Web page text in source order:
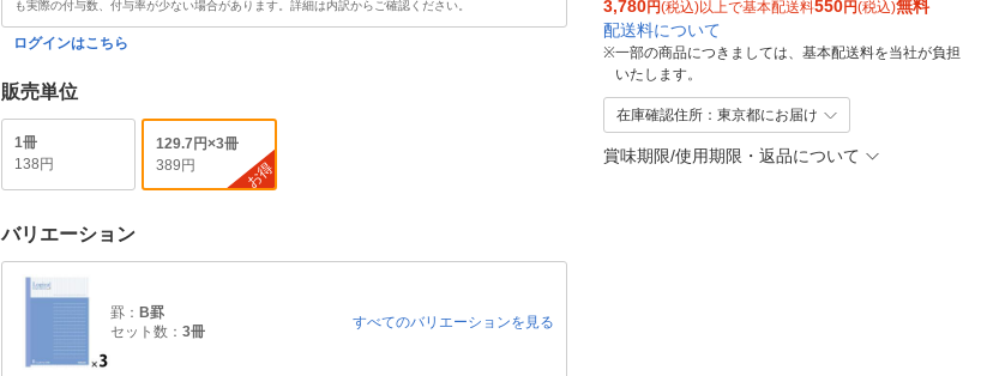
も実際の付与数、付与率が少ない場合があります。詳細は内訳からご確認ください。
ログインはこちら
販売単位
1冊
138円
129.7円×3冊
389円
お得
バリエーション
罫： B罫
セット数： 3冊
すべてのバリエーションを見る
3,780円(税込)以上で基本配送料550円(税込)無料
配送料について
※一部の商品につきましては、基本配送料を当社が負担
いたします。
在庫確認住所：東京都にお届け
賞味期限/使用期限・返品について